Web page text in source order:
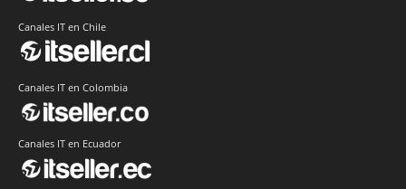
Canales IT en Chile
Canales IT en Colombia
Canales IT en Ecuador